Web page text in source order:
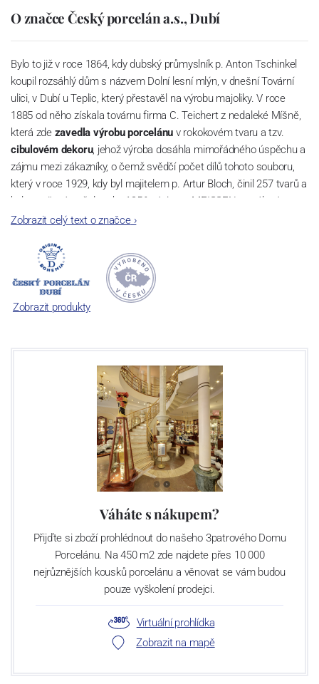
O značce Český porcelán a.s., Dubí
Bylo to již v roce 1864, kdy dubský průmyslník p. Anton Tschinkel
koupil rozsáhlý dům s názvem Dolní lesní mlýn, v dnešní Tovární
ulici, v Dubí u Teplic, který přestavěl na výrobu majoliky. V roce
1885 od něho získala továrnu firma C. Teichert z nedaleké Míšně,
která zdezavedla výrobu porcelánu v rokokovém tvaru a tzv.
cibulovém dekoru, jehož výroba dosáhla mimořádného úspěchu a
zájmu mezi zákazníky, o čemž svědčí počet dílů tohoto souboru,
který v roce 1929, kdy byl majitelem p. Artur Bloch, činil 257 tvarů a
byl označován až do roku 1956 nápisem MEISSEN v oválovém
rámečku.
Dnes, kdy čtete tento úvod, nese firma název
počet jeho dílů v cibulovém provedení je 850 tvarů. Tyto výrobky
jsou garantovány Asociací sklářského a keramického průmyslu
České republiky jako „
Český výrobek
Zobrazit celý text o značce›
Zobrazit produkty
Váháte s nákupem?
Přijďte si zboží prohlédnout do našeho 3patrového Domu
Porcelánu. Na 450 m2 zde najdete přes 10 000
nejrůznějších kousků porcelánu a věnovat se vám budou
pouze vyškolení prodejci.
Virtuální prohlídka
Zobrazit na mapě